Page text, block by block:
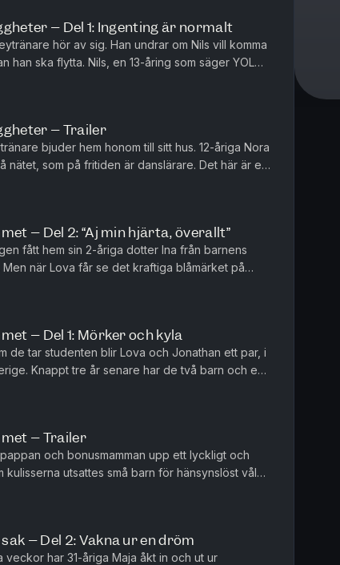
– Del 1: Ingenting är normalt
hör av sig. Han undrar om Nils vill komma
han ska flytta. Nils, en 13-åring som säger YOLO
på. Men där i ...
– Trailer
bjuder hem honom till sitt hus. 12-åriga Nora
nätet, som på fritiden är danslärare. Det här är en
två barn,...
– Del 2: “Aj min hjärta, överallt”
fått hem sin 2-åriga dotter Ina från barnens
när Lova får se det kraftiga blåmärket på
oron för den 4-årige sonen...
– Del 1: Mörker och kyla
de tar studenten blir Lova och Jonathan ett par, i
Knappt tre år senare har de två barn och en
lycklig familj. ...
– Trailer
och bonusmamman upp ett lyckligt och
kulisserna utsattes små barn för hänsynslöst våld
små barnen förnedrades...
– Del 2: Vakna ur en dröm
veckor har 31-åriga Maja åkt in och ut ur